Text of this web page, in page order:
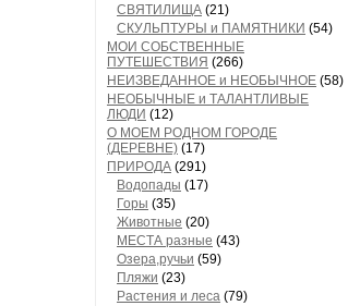
СВЯТИЛИЩА (21)
СКУЛЬПТУРЫ и ПАМЯТНИКИ (54)
МОИ СОБСТВЕННЫЕ
ПУТЕШЕСТВИЯ (266)
НЕИЗВЕДАННОЕ и НЕОБЫЧНОЕ (58)
НЕОБЫЧНЫЕ и ТАЛАНТЛИВЫЕ
ЛЮДИ (12)
О МОЕМ РОДНОМ ГОРОДЕ
(ДЕРЕВНЕ) (17)
ПРИРОДА (291)
Водопады (17)
Горы (35)
Животные (20)
МЕСТА разные (43)
Озера,ручьи (59)
Пляжи (23)
Растения и леса (79)